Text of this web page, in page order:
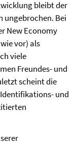
bleibt der
ungebrochen. Bei
New Economy
vor) als
viele
Freundes- und
scheint die
und